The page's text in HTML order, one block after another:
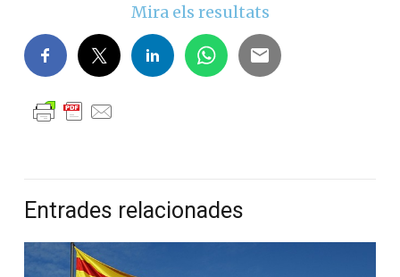
Mira els resultats
Entrades relacionades